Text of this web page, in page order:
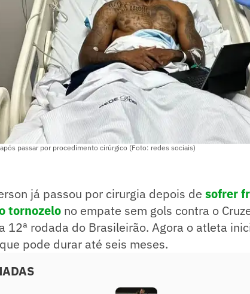
passar por procedimento cirúrgico (Foto: redes sociais)
já passou por cirurgia depois de sofrer
tornozelo no empate sem gols contra o
12ª rodada do Brasileirão. Agora o atleta
pode durar até seis meses.